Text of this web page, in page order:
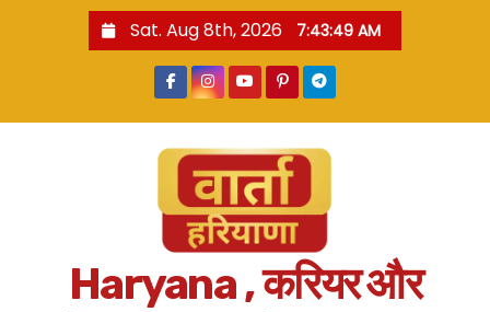
Sat. Aug 8th, 2026 7:43:50 AM
Haryana , करियर और